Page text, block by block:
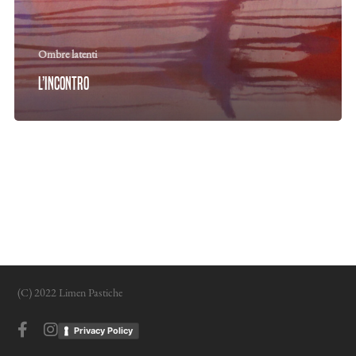
Ombre latenti
L’incontro
(C) 2022 Limen Pastiche
Privacy Policy
facebookinstagram